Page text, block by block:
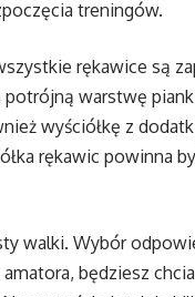
treningów.
rękawice są
potrójną warstwę
wyściółkę z
rękawic powinna
walki. Wybór
będziesz